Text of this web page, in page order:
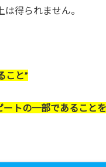
得られません。
こと”
トの一部であることを